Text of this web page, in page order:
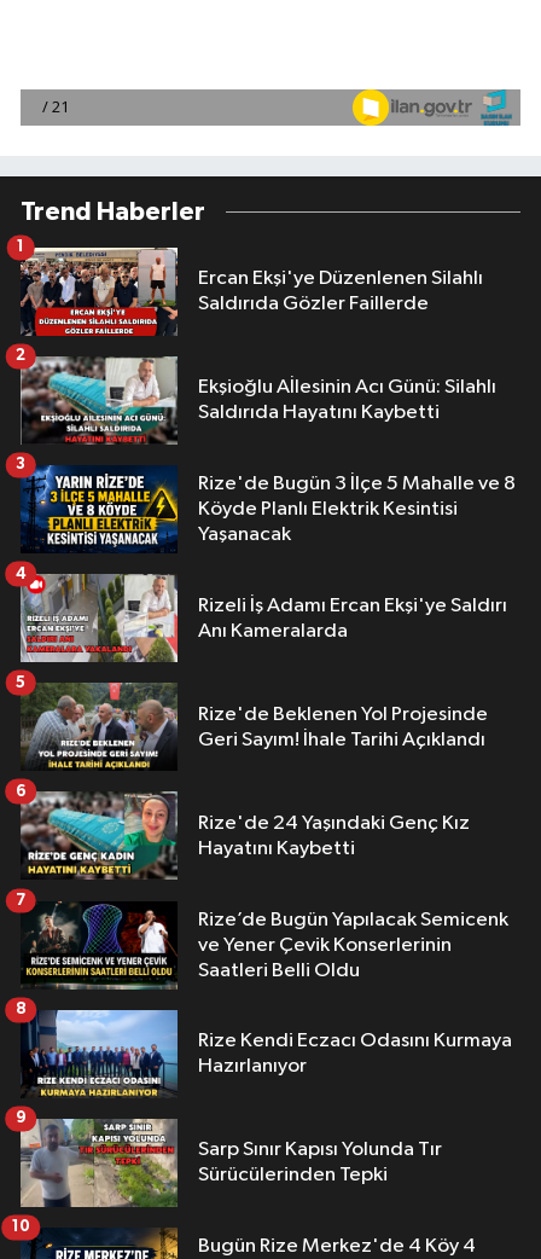
Trend Haberler
Ercan Ekşi'ye Düzenlenen Silahlı
Saldırıda Gözler Faillerde
1
Ekşioğlu Aİlesinin Acı Günü: Silahlı
Saldırıda Hayatını Kaybetti
2
Rize'de Bugün 3 İlçe 5 Mahalle ve 8
Köyde Planlı Elektrik Kesintisi
Yaşanacak
3
Rizeli İş Adamı Ercan Ekşi'ye Saldırı
Anı Kameralarda
4
Rize'de Beklenen Yol Projesinde
Geri Sayım! İhale Tarihi Açıklandı
5
Rize'de 24 Yaşındaki Genç Kız
Hayatını Kaybetti
6
Rize’de Bugün Yapılacak Semicenk
ve Yener Çevik Konserlerinin
Saatleri Belli Oldu
7
Rize Kendi Eczacı Odasını Kurmaya
Hazırlanıyor
8
Sarp Sınır Kapısı Yolunda Tır
Sürücülerinden Tepki
9
Bugün Rize Merkez'de 4 Köy 4
10